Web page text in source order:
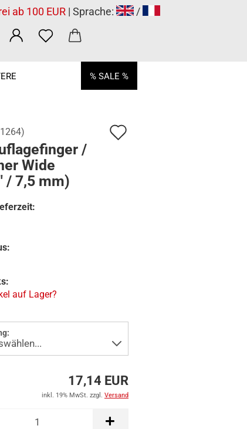
ab 100 EUR | Sprache: /
% SALE %
)
/
Wide
/ 7,5 mm)
auf Lager?
17,14 EUR
inkl. 19% MwSt. zzgl. Versand